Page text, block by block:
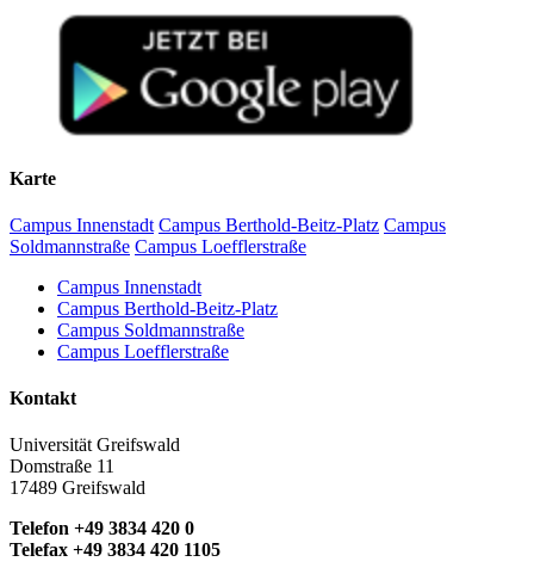
Karte
Campus Innenstadt Campus Berthold-Beitz-Platz Campus
Soldmannstraße Campus Loefflerstraße
Campus Innenstadt
Campus Berthold-Beitz-Platz
Campus Soldmannstraße
Campus Loefflerstraße
Kontakt
Universität Greifswald
Domstraße 11
17489 Greifswald
Telefon +49 3834 420 0
Telefax +49 3834 420 1105